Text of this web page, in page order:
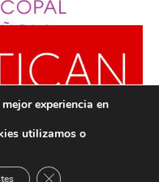
|Política de
experiencia en
utilizamos o
Cerrar el banner de